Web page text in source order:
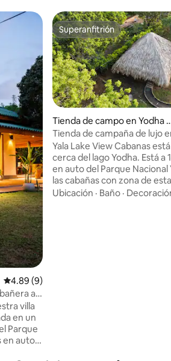
Calificación promedio: 4.89 de 5, 9
4.89 (9)
al
villa
en un
Parque
en auto
Yala.
Superanfitrión
Superanfitrión
Tienda de campo en Yodha
andiya Lower Canal
Tienda de campaña de lujo
View Cabanas
Yala Lake View Cabanas
cerca del lago Yodha. Está a
en auto del Parque Nacional Yala.
las cabañas con zona de
vistas al lago y wifi gratuito.
Ubicación · Baño ·